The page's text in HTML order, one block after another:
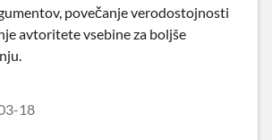
povečanje verodostojnosti
avtoritete vsebine za boljše
18